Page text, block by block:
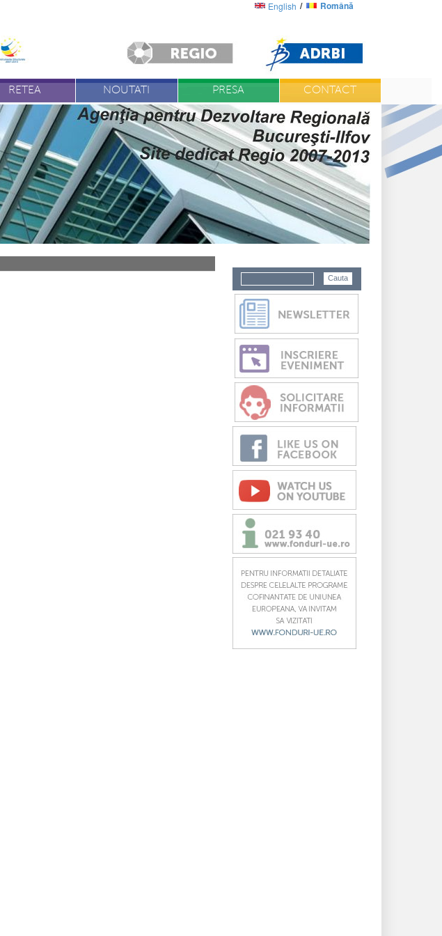
English Română
RETEA NOUTATI PRESA CONTACT